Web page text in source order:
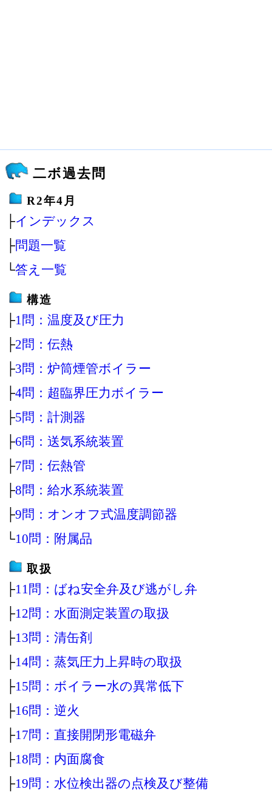
二ボ過去問
R2年4月
├インデックス
├問題一覧
└答え一覧
構造
├1問：温度及び圧力
├2問：伝熱
├3問：炉筒煙管ボイラー
├4問：超臨界圧力ボイラー
├5問：計測器
├6問：送気系統装置
├7問：伝熱管
├8問：給水系統装置
├9問：オンオフ式温度調節器
└10問：附属品
取扱
├11問：ばね安全弁及び逃がし弁
├12問：水面測定装置の取扱
├13問：清缶剤
├14問：蒸気圧力上昇時の取扱
├15問：ボイラー水の異常低下
├16問：逆火
├17問：直接開閉形電磁弁
├18問：内面腐食
├19問：水位検出器の点検及び整備